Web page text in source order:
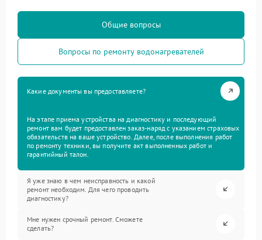
Общие вопросы
Вопросы по ремонту водонагревателей
Какие документы вы предоставляете?
На этапе приема устройства на диагностику и последующий
ремонт вам будет предоставлен заказ-наряд с указанием страховых
обязательств на ваше устройство. Далее, после выполнения работ
по ремонту техники, вы получите акт выполненных работ и
гарантийный талон.
Я уже знаю в чем неисправность и какой
ремонт необходим. Для чего проводить
диагностику?
Мне нужен срочный ремонт. Сможете
сделать?